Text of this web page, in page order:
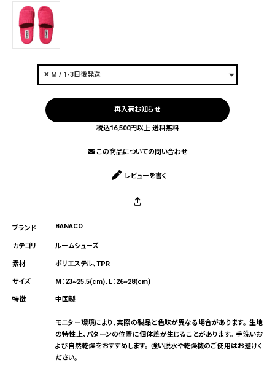
再入荷お知らせ
税込16,500円以上 送料無料
この商品についての問い合わせ
レビューを書く
BANACO
ルームシューズ
ポリエステル、TPR
M：23~25.5(cm)、L：26~28(cm)
中国製
モニター環境により、実際の製品と色味が異なる場合があります。 生地
の特性上、パターンの位置に個体差が生じることがあります。 手洗いお
よび自然乾燥をおすすめします。 強い脱水や乾燥機のご使用はお避けく
ださい。